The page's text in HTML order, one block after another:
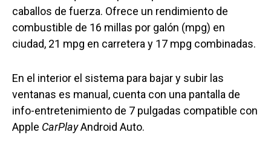
caballos de fuerza. Ofrece un rendimiento de
combustible de 16 millas por galón (mpg) en
ciudad, 21 mpg en carretera y 17 mpg combinadas.
En el interior el sistema para bajar y subir las
ventanas es manual, cuenta con una pantalla de
info-entretenimiento de 7 pulgadas compatible con
Apple CarPlayAndroid Auto.